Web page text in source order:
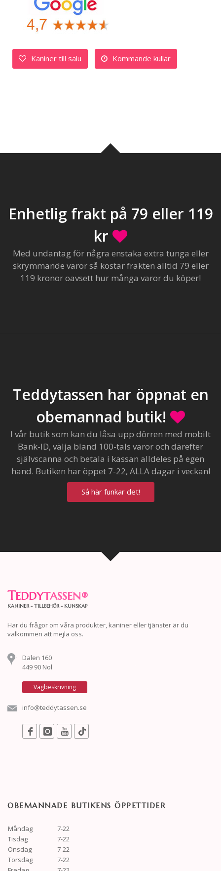
Kaniner till salu Kommande kullar
Enhetlig frakt på 79 eller 119
kr
Med undantag för några enstaka extra tunga eller
skrymmande varor så kostar frakten alltid 79 eller
119 kronor oavsett hur många varor du köper!
Teddytassen har öppnat en
obemannad butik!
I vår butik som kan du låsa upp dörren med mobilt
Bank-ID, välja bland 100-tals varor och därefter
självscanna och betala i kassan alldeles på egen
hand. Butiken har öppet 7-22, ALLA dagar i veckan!
Så här funkar det!
TEDDYTASSEN®
KANINER - TILLBEHÖR - KUNSKAP
Har du frågor om våra produkter, kaniner eller tjänster är du
välkommen att mejla oss.
Dalen 160
449 90 Nol
Vägbeskrivning
info@teddytassen.se
OBEMANNADE BUTIKENS ÖPPETTIDER
Måndag
7-22
Tisdag
7-22
Onsdag
7-22
Torsdag
7-22